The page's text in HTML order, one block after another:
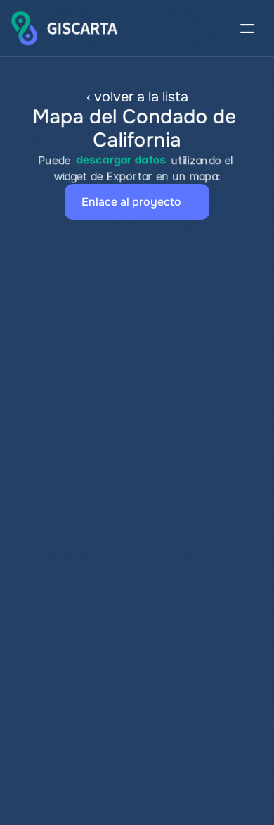
‹ volver a la lista
Mapa del Condado de
California
Puede descargar datos utilizando el
widget de Exportar en un mapa:
Enlace al proyecto